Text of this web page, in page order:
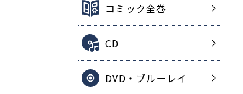
コミック全巻
CD
DVD・ブルーレイ